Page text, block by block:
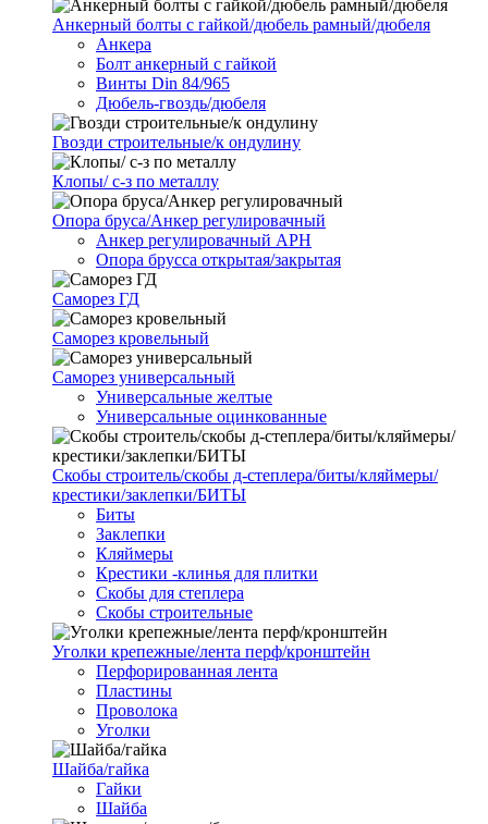
Анкерный болты с гайкой/дюбель рамный/дюбеля
Анкера
Болт анкерный с гайкой
Винты Din 84/965
Дюбель-гвоздь/дюбеля
Гвозди строительные/к ондулину
Клопы/ с-з по металлу
Опора бруса/Анкер регулировачный
Анкер регулировачный АРН
Опора брусса открытая/закрытая
Саморез ГД
Саморез кровельный
Саморез универсальный
Универсальные желтые
Универсальные оцинкованные
Скобы строитель/скобы д-степлера/биты/кляймеры/
крестики/заклепки/БИТЫ
Биты
Заклепки
Кляймеры
Крестики -клинья для плитки
Скобы для степлера
Скобы строительные
Уголки крепежные/лента перф/кронштейн
Перфорированная лента
Пластины
Проволока
Уголки
Шайба/гайка
Гайки
Шайба